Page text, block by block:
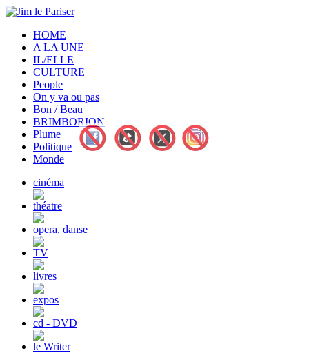
HOME
A LA UNE
IL/ELLE
CULTURE
People
On y va ou pas
Bon / Beau
BRIMBORION
Plume
Politique
Monde
cinéma
théatre
opera, danse
TV
livres
expos
cd - DVD
le Writer